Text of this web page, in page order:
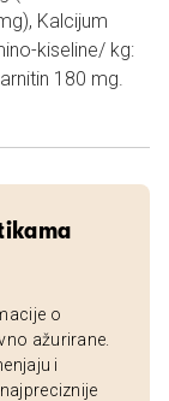
Kalcijum
kiseline/ kg:
180 mg.
o
ažurirane.
i